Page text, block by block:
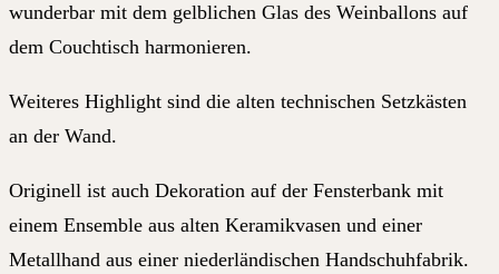
wunderbar mit dem gelblichen Glas des Weinballons auf
dem Couchtisch harmonieren.
Weiteres Highlight sind die alten technischen Setzkästen
an der Wand.
Originell ist auch Dekoration auf der Fensterbank mit
einem Ensemble aus alten Keramikvasen und einer
Metallhand aus einer niederländischen Handschuhfabrik.